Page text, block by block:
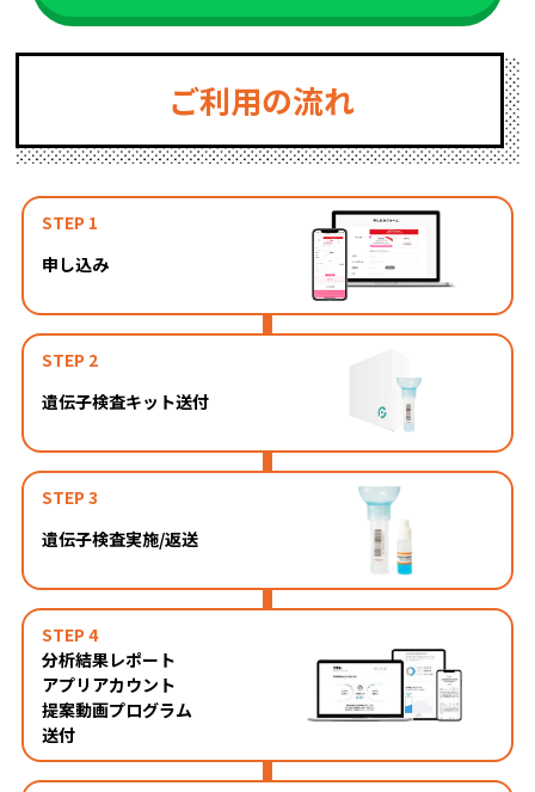
ご利用の流れ
STEP 1
申し込み
STEP 2
遺伝子検査キット送付
STEP 3
遺伝子検査実施/返送
STEP 4
分析結果レポート
アプリアカウント
提案動画プログラム
送付